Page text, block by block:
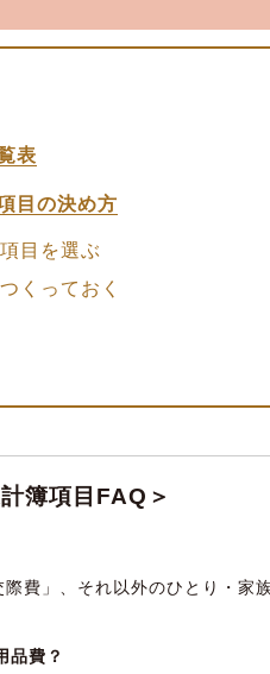
表
目の決め方
目を選ぶ
くっておく
すすめ！ 抜かりない家計簿
簿項目FAQ＞
費」、それ以外のひとり・家
品費？